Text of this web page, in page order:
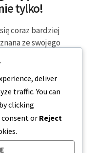
tylko!
coraz bardziej
ze swojego
deliver
traffic. You can
clicking
or Reject